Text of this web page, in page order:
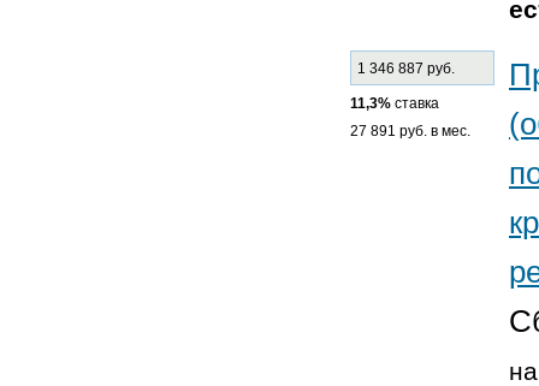
1 346 887 руб.
11,3% ставка
27 891 руб. в мес.